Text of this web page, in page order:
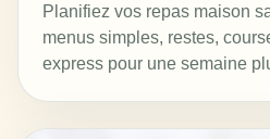
Planifiez vos repas maison
menus simples, restes,
express pour une semaine